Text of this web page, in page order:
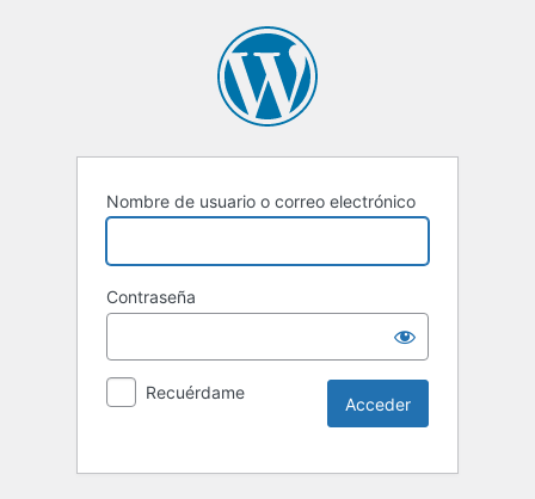
Nombre de usuario o correo electrónico
Contraseña
Recuérdame